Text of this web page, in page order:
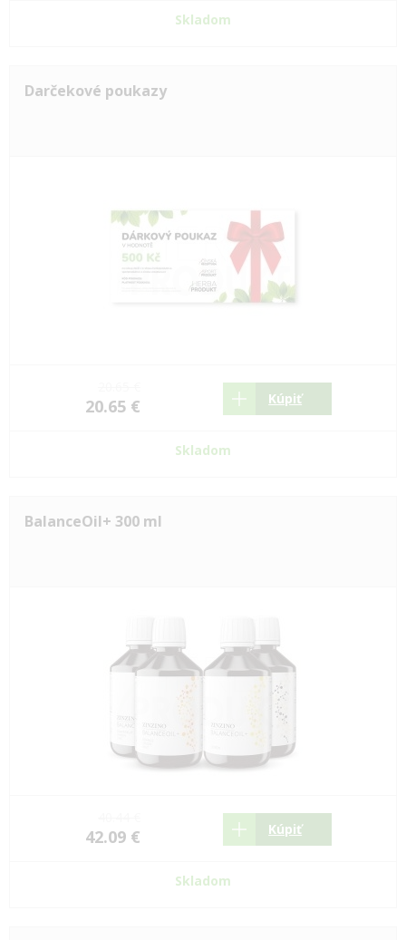
Skladom
Darčekové poukazy
20.65 € Kúpiť
Skladom
BalanceOil+ 300 ml
42.09 € Kúpiť
Skladom